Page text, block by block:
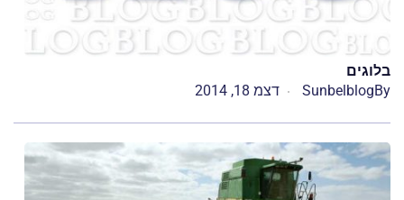
בלוגים
By
Sunbelblog דצמ 18, 2014